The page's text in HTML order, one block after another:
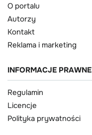
O portalu
Autorzy
Kontakt
Reklama i marketing
INFORMACJE PRAWNE
Regulamin
Licencje
Polityka prywatności